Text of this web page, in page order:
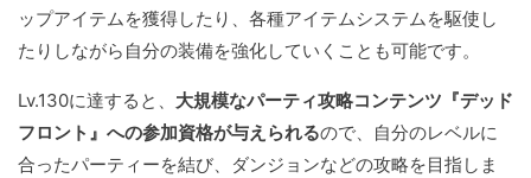
ップアイテムを獲得したり、各種アイテムシステムを駆使し
たりしながら自分の装備を強化していくことも可能です。
Lv.130に達すると、 大規模なパーティ攻略コンテンツ『デッド
フロント』への参加資格が与えられるので、自分のレベルに
合ったパーティーを結び、ダンジョンなどの攻略を目指しま